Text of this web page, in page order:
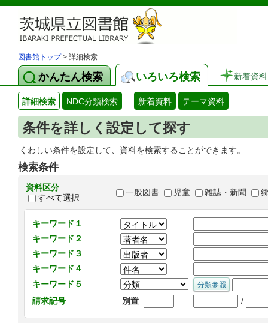
図書館トップ> 詳細検索
かんたん検索 いろいろ検索 新着資料
詳細検索 NDC分類検索 新着資料 テーマ資料
条件を詳しく設定して探す
くわしい条件を設定して、資料を検索することができます。
検索条件
資料区分
すべて選択
一般図書 児童 雑誌・新聞
キーワード１
キーワード２
キーワード３
キーワード４
キーワード５
請求記号
別置 /